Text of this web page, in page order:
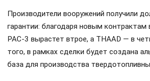
Производители вооружений получили
гарантии: благодаря новым контрактам
PAC-3 вырастет втрое, а THAAD — в
того, в рамках сделки будет создана
база для производства